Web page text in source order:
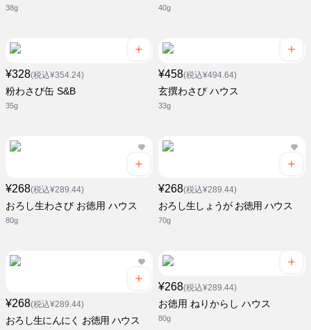
38g 40g
¥328(税込¥354.24)
粉わさび缶 S&B
35g
¥458(税込¥494.64)
玄撰わさび ハウス
33g
¥268(税込¥289.44)
おろし生わさび お徳用 ハウス
80g
¥268(税込¥289.44)
おろし生しょうが お徳用 ハウス
70g
¥268(税込¥289.44)
おろし生にんにく お徳用 ハウス
¥268(税込¥289.44)
お徳用 ねりからし ハウス
80g